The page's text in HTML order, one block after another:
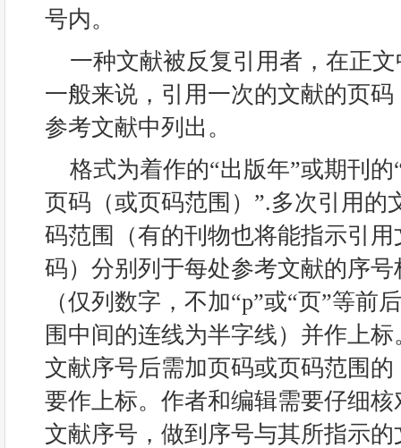
号内。
一种文献被反复引用者，在正
一般来说，引用一次的文献的页
参考文献中列出。
格式为着作的“出版年”或期刊
页码（或页码范围）”.多次引用的
码范围（有的刊物也将能指示引
码）分别列于每处参考文献的序
（仅列数字，不加“p”或“页”等前
围中间的连线为半字线）并作上
文献序号后需加页码或页码范围
要作上标。作者和编辑需要仔细
文献序号，做到序号与其所指示